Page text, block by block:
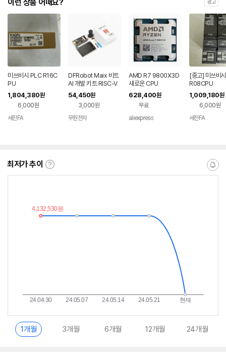
이런 상품 어때요? 광고
미쓰비시 PLC R16C
PU
1,804,380원
6,000원
세진FA
DFRobot Maix 비트
AI 개발 키트 RISC-V
K210 IoT (KIT0155)
54,450원
3,000원
무원전자
AMD R7 9800X3D
새로운 CPU
628,400원
무료
aliexpress
[중고] 미쓰비
R08CPU
1,009,180원
6,000원
세진FA
최저가 추이
최
이
란?
알
1개월 3개월 6개월 12개월 24개월